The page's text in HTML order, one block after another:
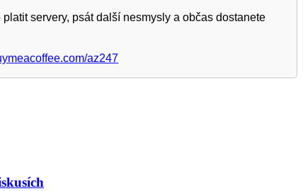
platit servery, psát další nesmysly a občas dostanete
az247